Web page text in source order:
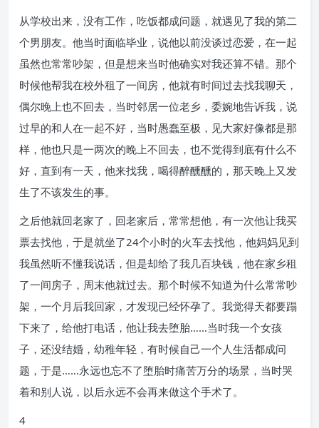
从学校出来，没有工作，吃饭都成问题，就遇见了我的第二
个男朋友。他当时面临毕业，说他以前没谈过恋爱，在一起
虽然也常常吵架，但是想来当时他确实对我还算不错。那个
时候他帮我在校外租了一间房，他就有时间过去找我聊天，
偶尔晚上也不回去，当时邻居一位老乡，委婉地告诉我，说
过早的和人在一起不好，当时愚蠢至极，见大家好像都是那
样，他也只是一两次的晚上不回去，也不觉得到底有什么不
好，直到有一天，他来找我，喝得醉醺醺的，那天晚上又发
生了不该发生的事。
之后他就回老家了，回老家后，常常想他，有一次他让我买
票去找他，于是就坐了24个小时的火车去找他，他妈妈见到
我虽然听不懂我说话，但是却给了我几百块钱，他在家乡租
了一间房子，周末他就过去。那个时候不知道为什么常常吵
架，一个月后我回家，才发现已经怀孕了。我觉得天都要蹋
下来了，给他打电话，他让我去堕胎……当时我一个女孩
子，还没结婚，幼稚年轻，有时候自己一个人生活都成问
题，于是……永远也忘不了堕胎时痛苦万分的场景，当时哭
着和别人说，以后永远不会再来做这个手术了。
4